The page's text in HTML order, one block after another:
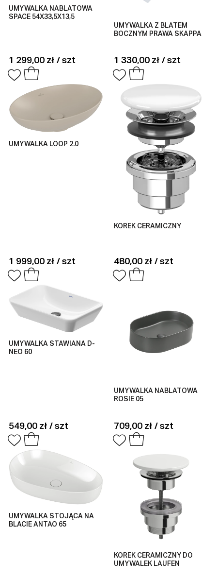
UMYWALKA NABLATOWA
SPACE 54X33,5X13,5
1 299,00 zł / szt
UMYWALKA Z BLATEM
BOCZNYM PRAWA SKAPPA
1 330,00 zł / szt
UMYWALKA LOOP 2.0
1 999,00 zł / szt
KOREK CERAMICZNY
480,00 zł / szt
UMYWALKA STAWIANA D-
NEO 60
549,00 zł / szt
UMYWALKA NABLATOWA
ROSIE 05
709,00 zł / szt
UMYWALKA STOJĄCA NA
BLACIE ANTAO 65
KOREK CERAMICZNY DO
UMYWALEK LAUFEN